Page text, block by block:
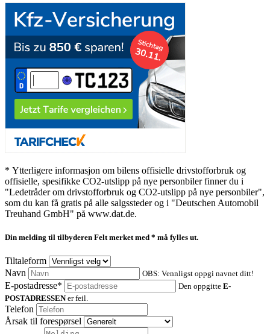
* Ytterligere informasjon om bilens offisielle drivstofforbruk og
offisielle, spesifikke CO2-utslipp på nye personbiler finner du i
"Ledetråder om drivstofforbruk og CO2-utslipp på nye personbiler",
som du kan få gratis på alle salgssteder og i "Deutschen Automobil
Treuhand GmbH" på www.dat.de.
Din melding til tilbyderen Felt merket med * må fylles ut.
Tiltaleform
Navn
OBS: Vennligst oppgi navnet ditt!
E-postadresse* Den oppgitte E-
POSTADRESSENer feil.
Telefon
Årsak til forespørsel